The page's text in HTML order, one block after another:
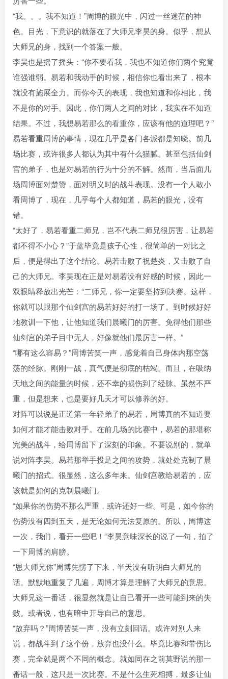
“我。。。我不知道！”周博的眼光中，闪过一丝迷茫的神
色。目光，下意识的就落在了大师兄李昊的身。似乎，想从
大师兄的身，找到一个答案一般。
李昊也是摇了摇头：“你不要看我，我也不知道你们两个究竟
谁强谁弱。易若和我动手的时候，相信你也看出来了，根本
就没有施展全力。而你今天的表现，我也知道和你相比，我
不是你的对手。因此，你们两人之间的对比，我实在不知道
结果。不过，我想易若那么的看重你，应该有他的道理吧？”
易若看重周博的事情，现在几乎是各门各派都是知晓。前几
场比赛，或许很多人都认为其中有什么猫腻。甚至包括仙剑
宫的弟子，也是对易若的行为十分的不解。然而，当后面几
场周博面对楚赞，面对明义时的战斗表现。没有一个人敢小
看周博了，现在，几乎每个人都知道，易若的眼光，没有
错。
“太好了，易若看重二师兄，岂不代表二师兄很厉害，让易若
都不得不小心？”于蓝毕竟是孩子心性，很简单的一对比之
后，便是得出了这个结论。易若击败了祝楚炎，又击败了自
己的大师兄。李昊现在正是对易若没有好感的时候，因此一
双眼睛释放出光芒：“二师兄，你一定要坚持到决赛。这样，
你就可以跟那个仙剑宫的易若好好的打一场了。到时候好好
地教训一下他，让他知道我们晨曦门的厉害。免得他们那些
仙剑宫的弟子目中无人，好像就他们最厉害一样。”
“哪有这么容易？”周博苦笑一声，感觉着自己身体内那空荡
荡的经脉。刚刚一战，真气便是彻底的枯竭。而且，在吸纳
天地之间的能量的时候，还不幸的损伤到了经脉。虽然不严
重，但是想来，也是要好几天才可以修养的好。
对阵可以说是正道第一年轻弟子的易若，周博真的不知道要
如何才能才能击败对手。在前几场的比赛中，易若的那堪称
完美的战斗，给周博留下了深刻的印象。不要说别的，就单
说对阵李昊。易若那举手投足之间的攻势，就处处克制了晨
曦门的招式。很显然，这么多年来。仙剑宫教给易若的，应
该就是如何的克制晨曦门。
“如果你的伤势不那么严重，或许还好一些。可是，如今你的
伤势没有四到五天，是无论如何无法复原的。所以，周博这
一次，我们，看开一些吧！”李昊意味深长的说了一句，拍了
一下周博的肩膀。
“恩大师兄你”周博先愣了下来，半天没有听明白大师兄的
话。默默地重复了几遍，周博才算是理解了大师兄的意思。
大师兄这一番话，很显然就是让自己看开一些可能到来的失
败。或者说，也有暗中开导自己的意思。
“放弃吗？”周博苦笑一声，没有立刻回话。或许对别人来
说，都战斗到了这个份，放弃也没什么。毕竟比赛和带伤比
赛，完全就是两个不同的概念。就如同在之前莫野说的那一
番话一般，这只是一次比赛。不是什么生死相搏，最多让仙